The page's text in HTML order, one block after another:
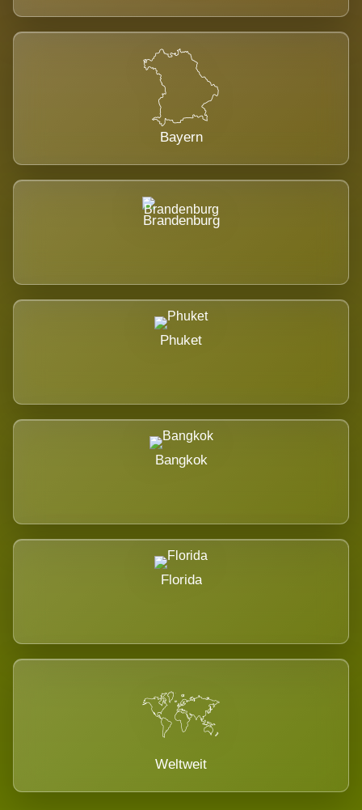
Bayern
Brandenburg
Phuket
Bangkok
Florida
Weltweit